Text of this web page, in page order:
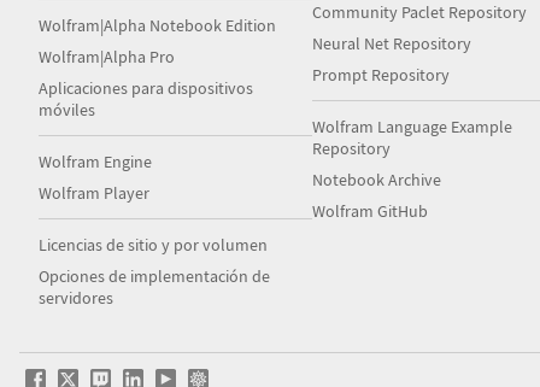
Wolfram|Alpha Notebook Edition
Wolfram|Alpha Pro
Aplicaciones para dispositivos
móviles
Wolfram Engine
Wolfram Player
Licencias de sitio y por volumen
Opciones de implementación de
servidores
Community Paclet Repository
Neural Net Repository
Prompt Repository
Wolfram Language Example
Repository
Notebook Archive
Wolfram GitHub